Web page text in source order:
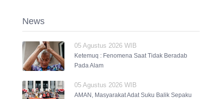
News
05 Agustus 2026 WIB
Ketemuq : Fenomena Saat Tidak Beradab
Pada Alam
05 Agustus 2026 WIB
AMAN, Masyarakat Adat Suku Balik Sepaku